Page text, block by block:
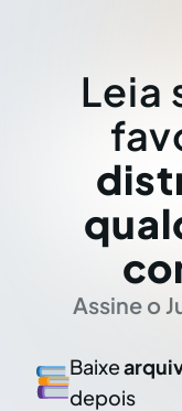
Leia
Assine o
Baixe
depois